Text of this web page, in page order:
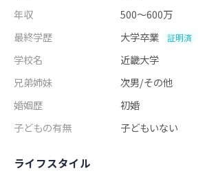
年収
500～600万
最終学歴
大学卒業 証明済
学校名
近畿大学
兄弟姉妹
次男/その他
婚姻歴
初婚
子どもの有無
子どもいない
ライフスタイル